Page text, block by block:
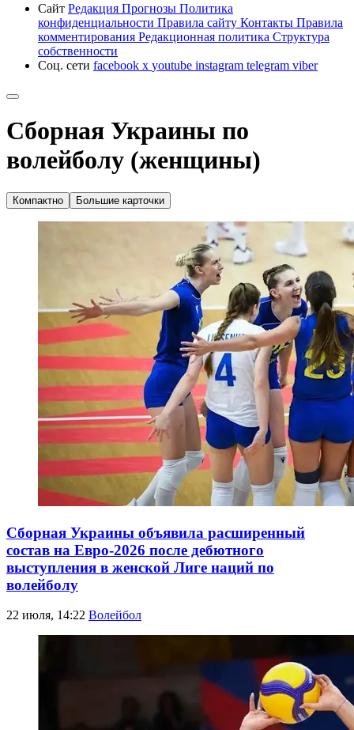
Сайт Редакция Прогнозы Политика
конфиденциальности Правила сайту Контакты Правила
комментирования Редакционная политика Структура
собственности
Соц. сети facebook x youtube instagram telegram viber
Сборная Украины по
волейболу (женщины)
Компактно Большие карточки
Сборная Украины объявила расширенный
состав на Евро-2026 после дебютного
выступления в женской Лиге наций по
волейболу
22 июля, 14:22 Волейбол